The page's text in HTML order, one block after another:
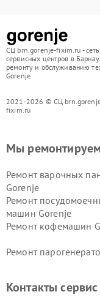
СЦ brn.gorenje-fixim.ru - сеть
сервисных центров в
ремонту и обслуживанию
Gorenje
2021-2026 © СЦ
fixim.ru
Мы
Ремонт варочных
Gorenje
Ремонт
машин Gorenje
Ремонт кофемашин
Ремонт
Контакты